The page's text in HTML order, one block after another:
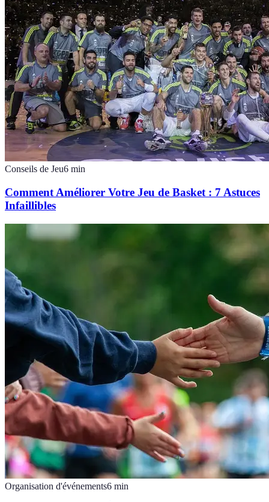
Conseils de Jeu6 min
Comment Améliorer Votre Jeu de Basket : 7 Astuces
Infaillibles
Organisation d'événements6 min